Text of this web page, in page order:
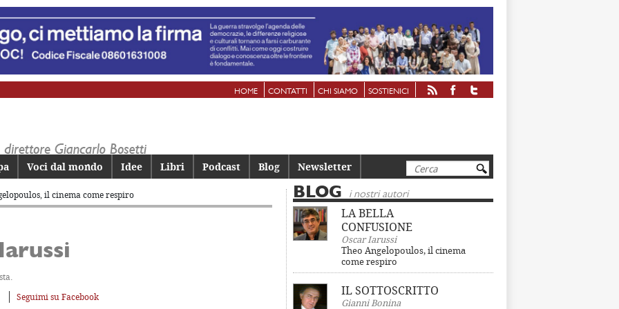
HOME CONTATTI CHI SIAMO SOSTIENICI
Cerca
Voci dal mondo Idee Libri Podcast Blog Newsletter
il cinema come respiro
Seguimi su Facebook
BLOG i nostri autori
LA BELLA
CONFUSIONE
Oscar Iarussi
Theo Angelopoulos, il cinema
come respiro
IL SOTTOSCRITTO
Gianni Bonina